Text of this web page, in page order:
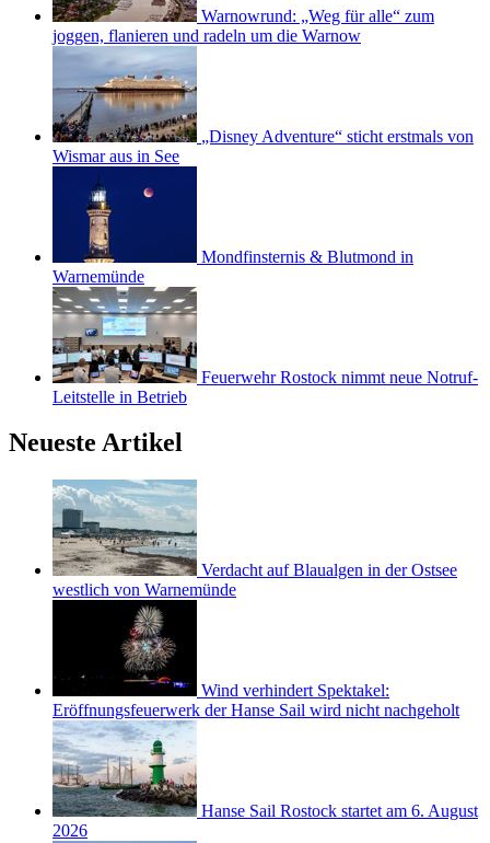
Warnowrund: „Weg für alle“ zum
joggen, flanieren und radeln um die Warnow
„Disney Adventure“ sticht erstmals von
Wismar aus in See
Mondfinsternis & Blutmond in
Warnemünde
Feuerwehr Rostock nimmt neue Notruf-
Leitstelle in Betrieb
Neueste Artikel
Verdacht auf Blaualgen in der Ostsee
westlich von Warnemünde
Wind verhindert Spektakel:
Eröffnungsfeuerwerk der Hanse Sail wird nicht nachgeholt
Hanse Sail Rostock startet am 6. August
2026